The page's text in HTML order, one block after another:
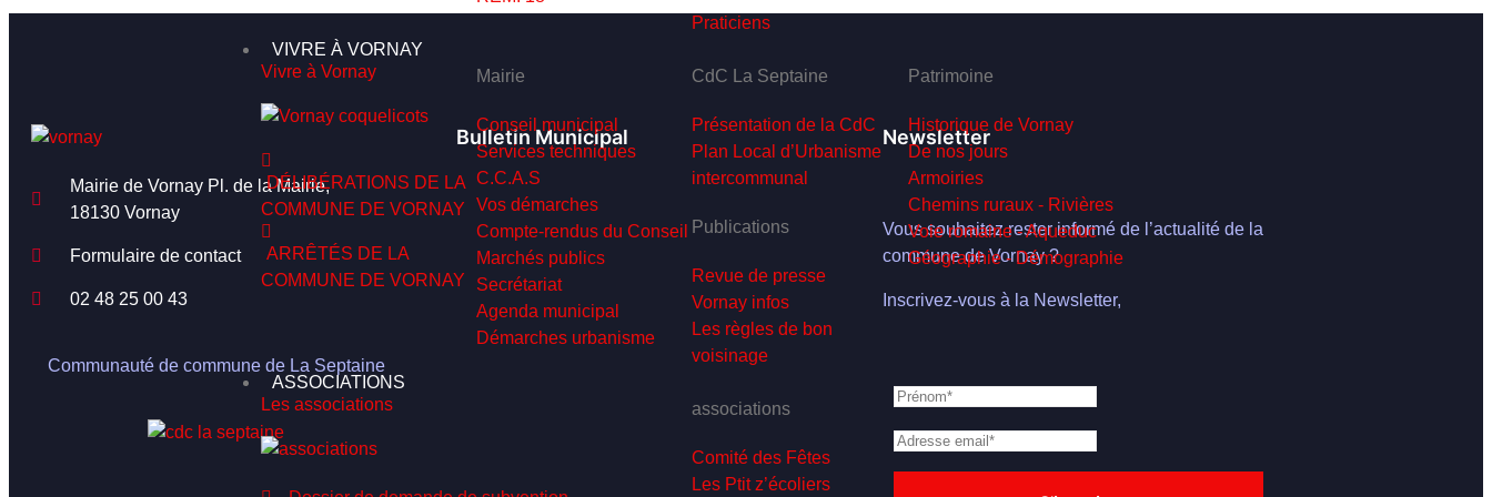
Praticiens
VIVRE À VORNAY
Vivre à Vornay
DÉLIBÉRATIONS DE LA
COMMUNE DE VORNAY
ARRÊTÉS DE LA
COMMUNE DE VORNAY
Mairie
Conseil municipal
Services techniques
C.C.A.S
Vos démarches
Compte-rendus du Conseil
Marchés publics
Secrétariat
Agenda municipal
Démarches urbanisme
CdC La Septaine
Présentation de la CdC
Plan Local d’Urbanisme
intercommunal
Publications
Revue de presse
Vornay infos
Les règles de bon
voisinage
Patrimoine
Historique de Vornay
De nos jours
Armoiries
Chemins ruraux - Rivières
Voie romaine - Aqueduc
Géographie - Démographie
ASSOCIATIONS
Les associations
associations
Comité des Fêtes
Les Ptit z’écoliers
Mairie de Vornay Pl. de la Mairie,
18130 Vornay
Formulaire de contact
02 48 25 00 43
Communauté de commune de La Septaine
Bulletin Municipal Newsletter
Vous souhaitez rester informé de l’actualité de la
commune de Vornay ?
Inscrivez-vous à la Newsletter,